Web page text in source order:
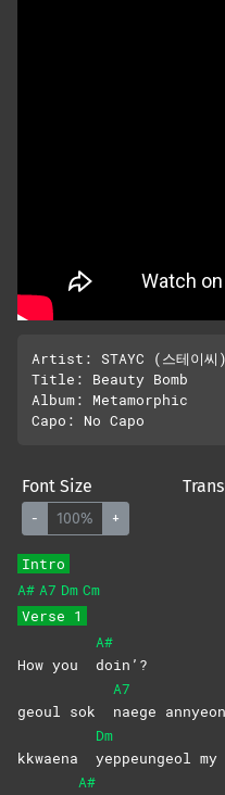
Artist: STAYC (스테이씨)
Title: Beauty Bomb
Album: Metamorphic
Font Size
- 100% +
Intro
A# A7 Dm Cm
Verse 1
How you
A#
doin’?
geoul sok
A7
naege
kkwaena
Dm
yeppeungeol
A#